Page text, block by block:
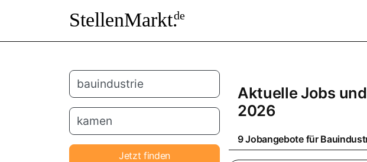
StellenMarkt.de
Jetzt finden
Aktuelle Jobs
2026
9 Jobangebote für